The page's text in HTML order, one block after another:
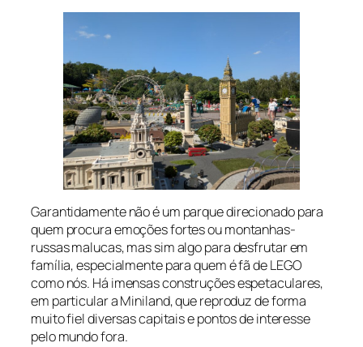
Garantidamente não é um parque direcionado para
quem procura emoções fortes ou montanhas-
russas malucas, mas sim algo para desfrutar em
família, especialmente para quem é fã de LEGO
como nós. Há imensas construções espetaculares,
em particular a Miniland, que reproduz de forma
muito fiel diversas capitais e pontos de interesse
pelo mundo fora.